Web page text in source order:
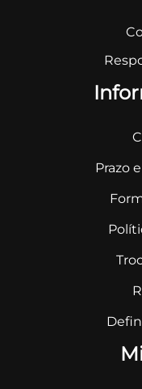
Prazo